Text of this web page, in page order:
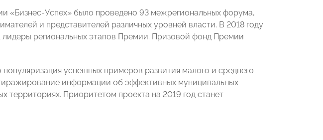
«Бизнес-Успех» было проведено 93 межрегиональных форума,
и представителей различных уровней власти. В 2018 году
региональных этапов Премии. Призовой фонд Премии
успешных примеров развития малого и среднего
информации об эффективных муниципальных
территориях. Приоритетом проекта на 2019 год станет